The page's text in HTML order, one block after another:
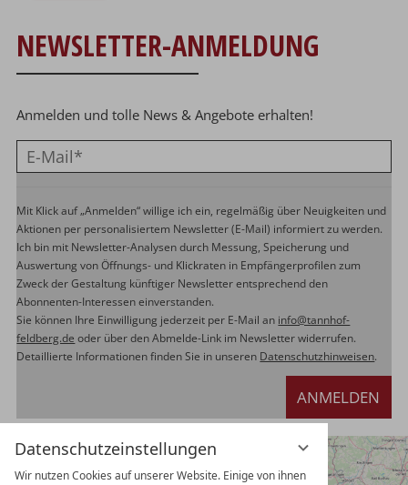
Datenschutzeinstellungen
Wir nutzen Cookies auf unserer Website. Einige von ihnen
NEWSLETTER-ANMELDUNG
Anmelden und tolle News & Angebote erhalten!
Mit Klick auf „Anmelden“ willige ich ein, regelmäßig über Neuigkeiten und
Aktionen per personalisiertem Newsletter (E-Mail) informiert zu werden.
Ich bin mit Newsletter-Analysen durch Messung, Speicherung und
Auswertung von Öffnungs- und Klickraten in Empfängerprofilen zum
Zweck der Gestaltung künftiger Newsletter entsprechend den
Abonnenten-Interessen einverstanden.
Sie können Ihre Einwilligung jederzeit per E-Mail an info@tannhof-
feldberg.de oder über den Abmelde-Link im Newsletter widerrufen.
Detaillierte Informationen finden Sie in unseren Datenschutzhinweisen.
ANMELDEN